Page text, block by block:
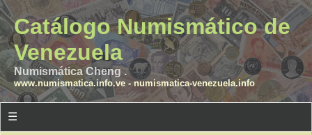
Catálogo Numismático de
Venezuela
Numismática Cheng .
www.numismatica.info.ve- numismatica-venezuela.info
☰